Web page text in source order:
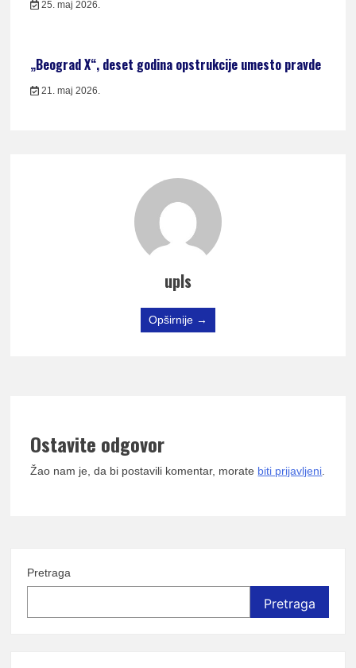
25. maj 2026.
„Beograd X“, deset godina opstrukcije umesto pravde
21. maj 2026.
upls
Opširnije →
Ostavite odgovor
Žao nam je, da bi postavili komentar, morate biti prijavljeni
Pretraga
Pretraga